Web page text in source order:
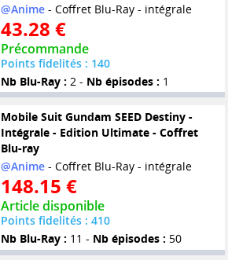
@Anime- Coffret Blu-Ray - intégrale
43.28 €
Précommande
Points fidelités : 140
Nb Blu-Ray : 2 - Nb épisodes : 1
Mobile Suit Gundam SEED Destiny -
Intégrale - Edition Ultimate - Coffret
Blu-ray
@Anime- Coffret Blu-Ray - intégrale
148.15 €
Article disponible
Points fidelités : 410
Nb Blu-Ray : 11 - Nb épisodes : 50